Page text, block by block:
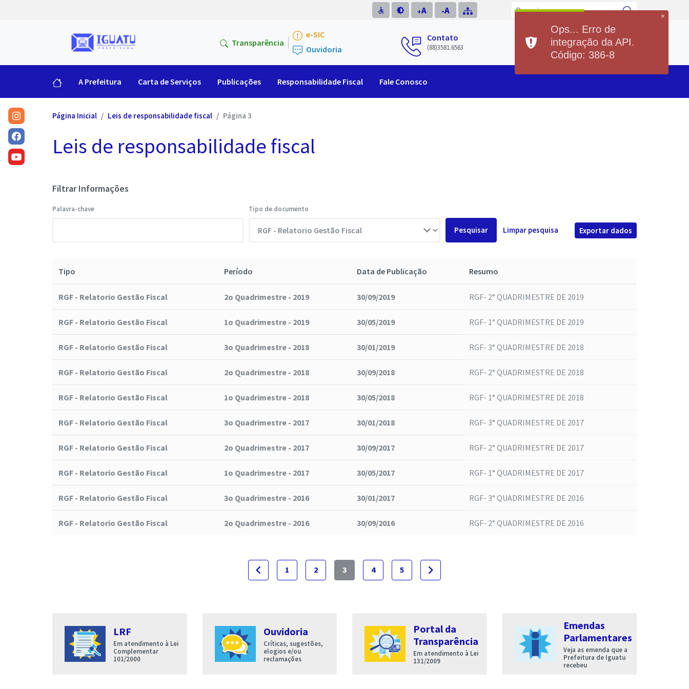
accessible brightness_medium A
+ A
-
Transparência
e-SIC
Ouvidoria
Contato
(88)3581.6563
Previsão do Tempo
Hoje
Min20°Max36°
Segunda
Min 20°
A Prefeitura Carta de Serviços Publicações Responsabilidade Fiscal Fale Conosco
Página Inicial Leis de responsabilidade fiscal Página 3
Leis de responsabilidade fiscal
Filtrar Informações
Palavra-chave Tipo de documento
Pesquisar Limpar pesquisa Exportar dados
Tipo Período Data de Publicação Resumo
RGF - Relatorio Gestão Fiscal 2o Quadrimestre - 2019 30/09/2019 RGF- 2° QUADRIMESTRE DE 2019
RGF - Relatorio Gestão Fiscal 1o Quadrimestre - 2019 30/05/2019 RGF- 1° QUADRIMESTRE DE 2019
RGF - Relatorio Gestão Fiscal 3o Quadrimestre - 2018 30/01/2019 RGF- 3° QUADRIMESTRE DE 2018
RGF - Relatorio Gestão Fiscal 2o Quadrimestre - 2018 30/09/2018 RGF- 2° QUADRIMESTRE DE 2018
RGF - Relatorio Gestão Fiscal 1o Quadrimestre - 2018 30/05/2018 RGF- 1° QUADRIMESTRE DE 2018
RGF - Relatorio Gestão Fiscal 3o Quadrimestre - 2017 30/01/2018 RGF- 3° QUADRIMESTRE DE 2017
RGF - Relatorio Gestão Fiscal 2o Quadrimestre - 2017 30/09/2017 RGF- 2° QUADRIMESTRE DE 2017
RGF - Relatorio Gestão Fiscal 1o Quadrimestre - 2017 30/05/2017 RGF- 1° QUADRIMESTRE DE 2017
RGF - Relatorio Gestão Fiscal 3o Quadrimestre - 2016 30/01/2017 RGF- 3° QUADRIMESTRE DE 2016
RGF - Relatorio Gestão Fiscal 2o Quadrimestre - 2016 30/09/2016 RGF- 2° QUADRIMESTRE DE 2016
navigate_before 1 2 3 4 5 navigate_next
LRF
Em atendimento à Lei
Complementar
101/2000
Ouvidoria
Críticas, sugestões,
elogios e/ou
reclamações
Portal da
Transparência
Em atendimento à Lei
131/2009
Emendas
Parlamentares
Veja as emenda que a
Prefeitura de Iguatu
recebeu
×
Ops... Erro de
integração da API.
Código: 386-8